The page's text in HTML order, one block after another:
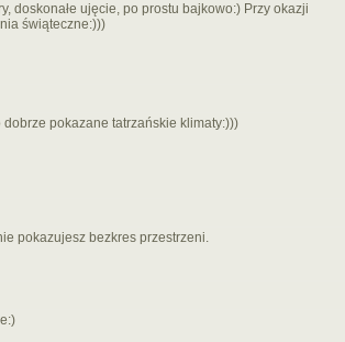
doskonałe ujęcie, po prostu bajkowo:) Przy okazji
świąteczne:)))
pokazane tatrzańskie klimaty:)))
pokazujesz bezkres przestrzeni.